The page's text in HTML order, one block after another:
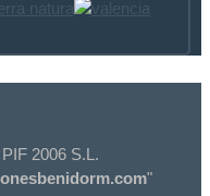
2006 S.L.
"